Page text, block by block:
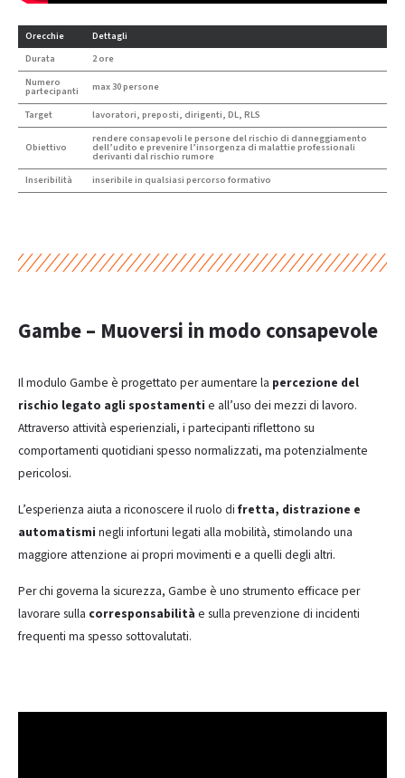
Orecchie
Dettagli
Durata
2 ore
Numero
partecipanti max 30 persone
Target lavoratori, preposti, dirigenti, DL, RLS
Obiettivo
rendere consapevoli le persone del rischio di danneggiamento
dell’udito e prevenire l’insorgenza di malattie professionali
derivanti dal rischio rumore
Inseribilità
inseribile in qualsiasi percorso formativo
Gambe – Muoversi in modo consapevole
Il modulo Gambe è progettato per aumentare la percezione del
rischio legato agli spostamenti e all’uso dei mezzi di lavoro.
Attraverso attività esperienziali, i partecipanti riflettono su
comportamenti quotidiani spesso normalizzati, ma potenzialmente
pericolosi.
L’esperienza aiuta a riconoscere il ruolo di fretta, distrazione e
automatismi negli infortuni legati alla mobilità, stimolando una
maggiore attenzione ai propri movimenti e a quelli degli altri.
Per chi governa la sicurezza, Gambe è uno strumento efficace per
lavorare sulla corresponsabilità e sulla prevenzione di incidenti
frequenti ma spesso sottovalutati.